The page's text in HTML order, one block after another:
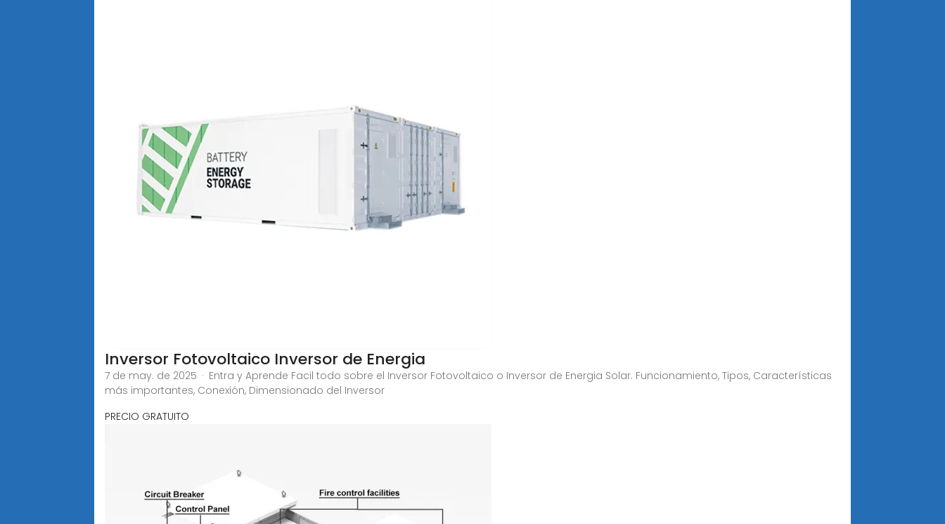
Inversor Fotovoltaico Inversor de Energia
7 de may. de 2025 · Entra y Aprende Facil todo sobre el Inversor Fotovoltaico o Inversor de Energia Solar. Funcionamiento, Tipos, Características
más importantes, Conexión, Dimensionado del Inversor
PRECIO GRATUITO